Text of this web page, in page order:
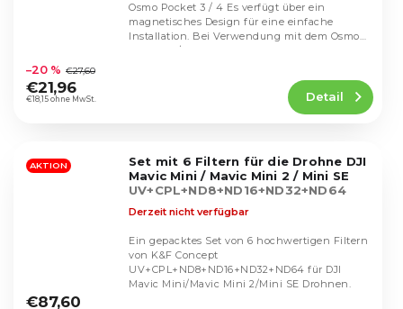
durchschnittliche
Produktbewertung
ist
Sternen.
€18,15 ohne MwSt.
–20 % €27,60
€21,96 Detail
Osmo Pocket 3 / 4 Es verfügt über ein
magnetisches Design für eine einfache
Installation. Bei Verwendung mit dem Osmo
Pocket 3 /...
AKTION
Set mit 6 Filtern für die Drohne DJI
Mavic Mini / Mavic Mini 2 / Mini SE
UV+CPL+ND8+ND16+ND32+ND64
durchschnittliche
Derzeit nicht verfügbar
€87,60
Ein gepacktes Set von 6 hochwertigen Filtern
von K&F Concept
UV+CPL+ND8+ND16+ND32+ND64 für DJI
Mavic Mini/Mavic Mini 2/Mini SE Drohnen.